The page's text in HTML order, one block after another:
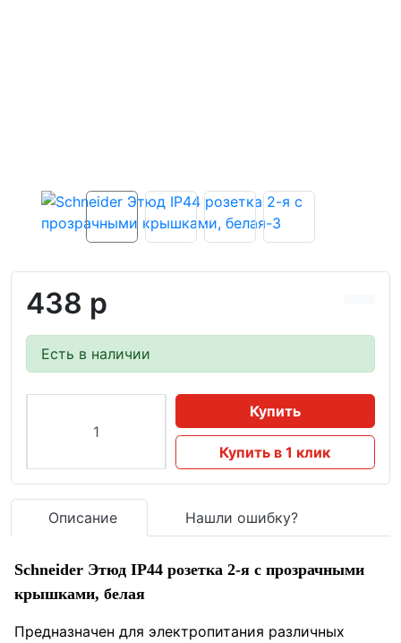
438 р
Есть в наличии
Купить
Купить в 1 клик
Описание Нашли ошибку?
Schneider Этюд IP44 розетка 2-я с прозрачными
крышками, белая
Предназначен для электропитания различных